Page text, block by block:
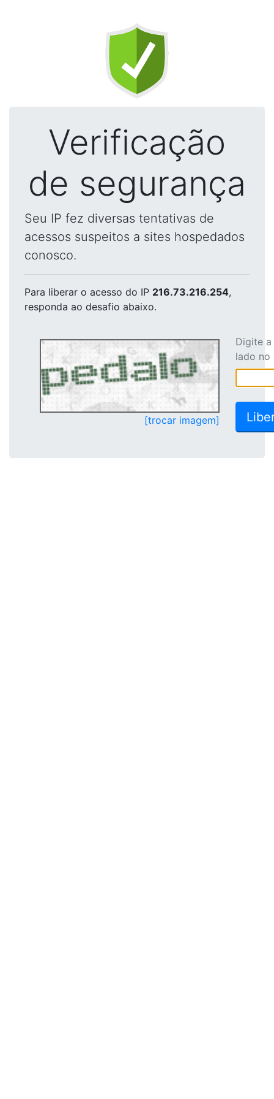
Verificação
de segurança
Seu IP fez diversas tentativas de
acessos suspeitos a sites hospedados
conosco.
Para liberar o acesso do IP 216.73.216.254,
responda ao desafio abaixo.
[trocar imagem]
Digite
lado no